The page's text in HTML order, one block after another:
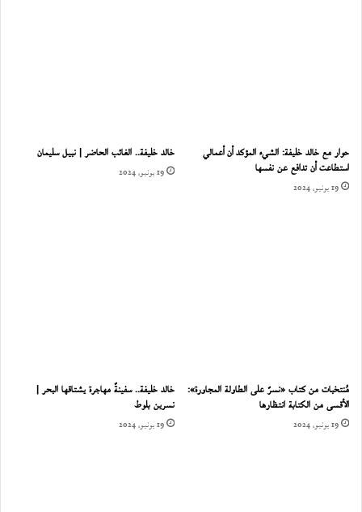
حوار مع خالد خليفة: الشيء المؤكد أن أعمالي
استطاعت أن تدافع عن نفسها
19 يونيو، 2024
خالد خليفة.. الغائب الحاضر | نبيل سليمان
19 يونيو، 2024
مُنتخبات من كتاب «نسرٌ على الطاولة المجاورة»:
الأقسى من الكتابة انتظارها
19 يونيو، 2024
خالد خليفة.. سفينةٌ مهاجرة يشتاقها البحر |
نسرين بلوط
19 يونيو، 2024